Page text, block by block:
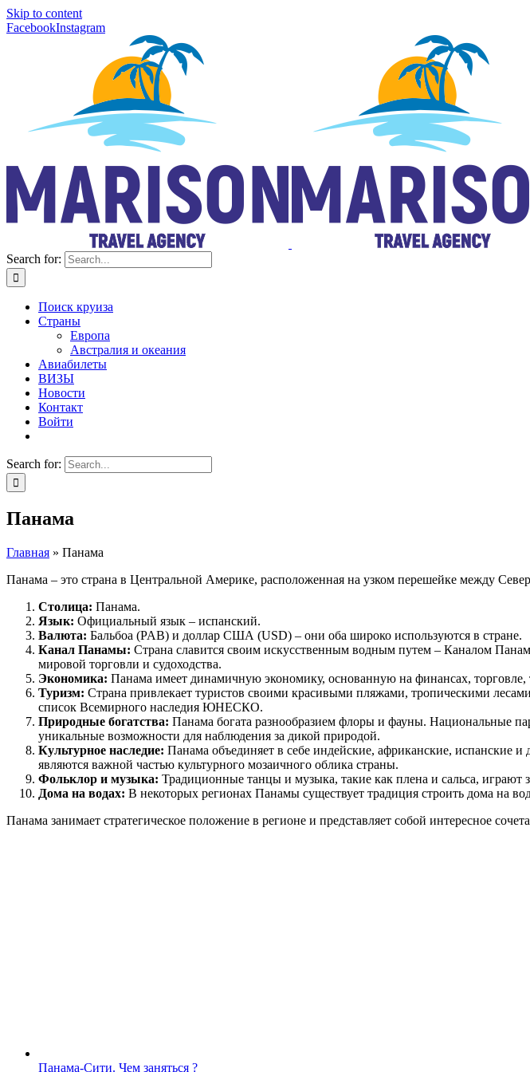
Skip to content
FacebookInstagram
Search for:
Поиск круиза
Страны
Европа
Австралия и океания
Авиабилеты
ВИЗЫ
Новости
Контакт
Войти
Search for:
Панама
Главная » Панама
Панама – это страна в Центральной Америке, расположенная на узком перешейке между
Столица: Панама.
Язык: Официальный язык – испанский.
Валюта: Бальбоа (PAB) и доллар США (USD) – они оба широко используются в стране.
Канал Панамы: Страна славится своим искусственным водным путем – Каналом
мировой торговли и судоходства.
Экономика: Панама имеет динамичную экономику, основанную на финансах,
Туризм: Страна привлекает туристов своими красивыми пляжами, тропическими
список Всемирного наследия ЮНЕСКО.
Природные богатства: Панама богата разнообразием флоры и фауны. Национальные
уникальные возможности для наблюдения за дикой природой.
Культурное наследие: Панама объединяет в себе индейские, африканские, испанские
являются важной частью культурного мозаичного облика страны.
Фольклор и музыка: Традиционные танцы и музыка, такие как плена и сальса, играют
Дома на водах: В некоторых регионах Панамы существует традиция строить дома на
Панама занимает стратегическое положение в регионе и представляет собой интересное
Панама-Сити. Чем заняться ?